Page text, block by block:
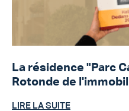
La résidence "Parc
Rotonde de
LIRE LA SUITE